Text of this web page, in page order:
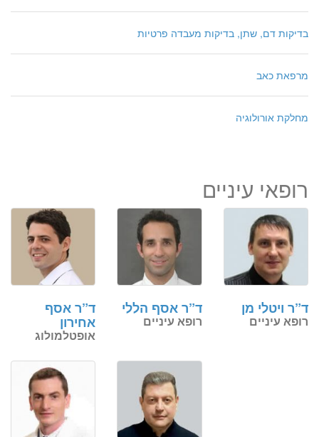
בדיקות דם, שתן, בדיקות מעבדה פרטיות
מרפאת כאב
מחלקת אורולוגיה
רופאי עיניים
ד”ר אסף
אחירון
אופטלמולוג
ד”ר אסף הללי
רופא עיניים
ד”ר ויטלי מן
רופא עיניים